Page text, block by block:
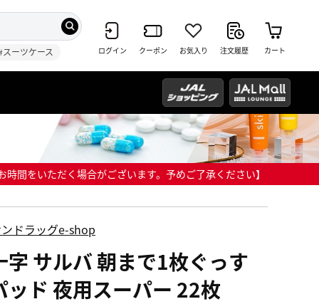
スーツケース ログイン クーポン お気入り 注文履歴 カート
間をいただく場合がございます。予めご了承ください】
ドラッグe-shop
字 サルバ 朝まで1枚ぐっす
ッド 夜用スーパー 22枚